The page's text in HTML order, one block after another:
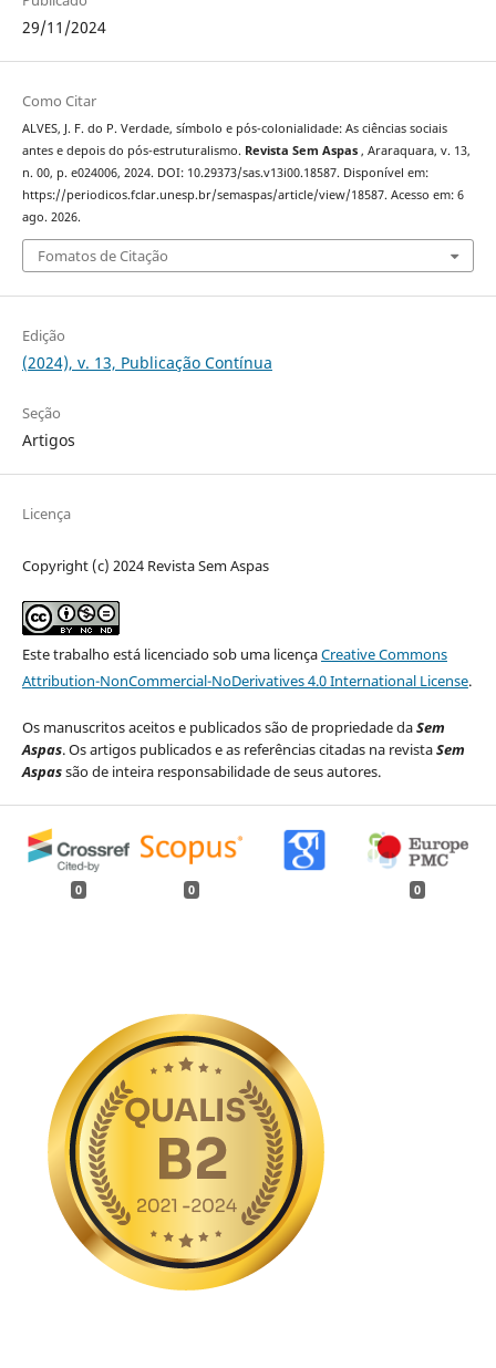
29/11/2024
Como Citar
ALVES, J. F. do P. Verdade, símbolo e pós-colonialidade: As ciências sociais
antes e depois do pós-estruturalismo. Revista Sem Aspas , Araraquara, v. 13,
n. 00, p. e024006, 2024. DOI: 10.29373/sas.v13i00.18587. Disponível em:
https://periodicos.fclar.unesp.br/semaspas/article/view/18587. Acesso em: 6
ago. 2026.
Fomatos de Citação
Edição
(2024), v. 13, Publicação Contínua
Seção
Artigos
Licença
Copyright (c) 2024 Revista Sem Aspas
Este trabalho está licenciado sob uma licençaCreative Commons
Attribution-NonCommercial-NoDerivatives 4.0 International License.
Os manuscritos aceitos e publicados são de propriedade daSem
Aspas. Os artigos publicados e as referências citadas na revistaSem
Aspassão de inteira responsabilidade de seus autores.
0 0 0